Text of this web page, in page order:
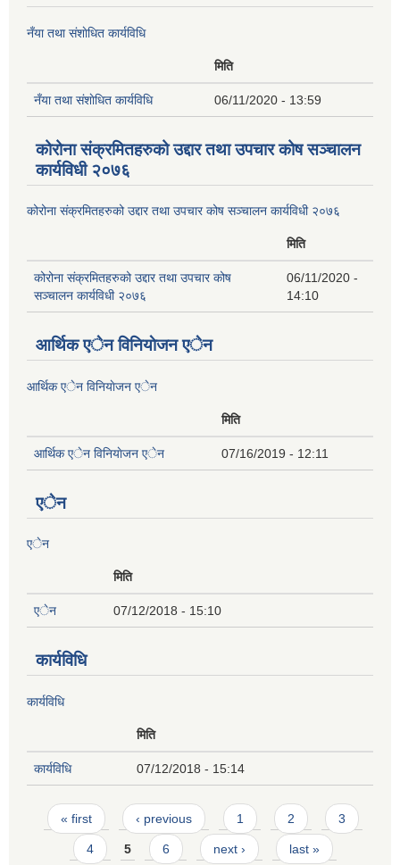
नँया तथा स‌ंशाेधित कार्यविधि
मिति
नँया तथा स‌ंशाेधित कार्यविधि 06/11/2020 - 13:59
कोरोना संक्रमितहरुको उद्दार तथा उपचार कोष सञ्चालन
कार्यविधी २०७६
कोरोना संक्रमितहरुको उद्दार तथा उपचार कोष सञ्चालन कार्यविधी २०७६
मिति
कोरोना संक्रमितहरुको उद्दार तथा उपचार कोष
सञ्चालन कार्यविधी २०७६
06/11/2020 -
14:10
आर्थिक एेन विनियाेजन एेन
आर्थिक एेन विनियाेजन एेन
मिति
आर्थिक एेन विनियाेजन एेन 07/16/2019 - 12:11
एेन
एेन
मिति
एेन 07/12/2018 - 15:10
कार्यविधि
कार्यविधि
मिति
कार्यविधि 07/12/2018 - 15:14
Pages
« first ‹ previous 1 2 3
4 5 6 next › last »